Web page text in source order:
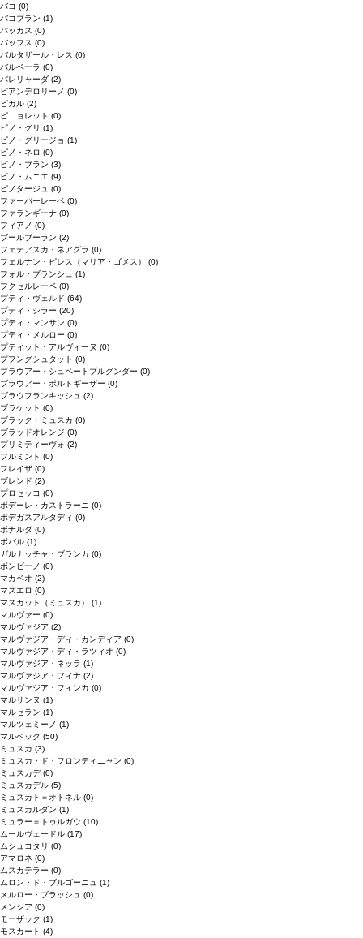
バコ (0)
バコブラン (1)
バッカス (0)
バッフス (0)
バルタザール・レス (0)
バルベーラ (0)
パレリャーダ (2)
ピアンデロリーノ (0)
ビカル (2)
ピニョレット (0)
ピノ・グリ (1)
ピノ・グリージョ (1)
ピノ・ネロ (0)
ピノ・ブラン (3)
ピノ・ムニエ (9)
ピノタージュ (0)
ファーバーレーベ (0)
ファランギーナ (0)
フィアノ (0)
ブールブーラン (2)
フェテアスカ・ネアグラ (0)
フェルナン・ピレス（マリア・ゴメス） (0)
フォル・ブランシュ (1)
フクセルレーベ (0)
プティ・ヴェルド (64)
プティ・シラー (20)
プティ・マンサン (0)
プティ・メルロー (0)
プティット・アルヴィーヌ (0)
プフングシュタット (0)
ブラウアー・シュペートブルグンダー (0)
ブラウアー・ポルトギーザー (0)
ブラウフランキッシュ (2)
ブラケット (0)
ブラック・ミュスカ (0)
ブラッドオレンジ (0)
プリミティーヴォ (2)
フルミント (0)
フレイザ (0)
ブレンド (2)
プロセッコ (0)
ポデーレ・カストラーニ (0)
ボデガスアルタディ (0)
ボナルダ (0)
ボバル (1)
ガルナッチャ・ブランカ (0)
ボンビーノ (0)
マカベオ (2)
マズエロ (0)
マスカット（ミュスカ） (1)
マルヴァー (0)
マルヴァジア (2)
マルヴァジア・ディ・カンディア (0)
マルヴァジア・ディ・ラツィオ (0)
マルヴァジア・ネッラ (1)
マルヴァジア・フィナ (2)
マルヴァジア・フィンカ (0)
マルサンヌ (1)
マルセラン (1)
マルツェミーノ (1)
マルベック (50)
ミュスカ (3)
ミュスカ・ド・フロンティニャン (0)
ミュスカデ(0)
ミュスカデル (5)
ミュスカト＝オトネル (0)
ミュスカルダン (1)
ミュラー＝トゥルガウ (10)
ムールヴェードル (17)
ムシュコタリ (0)
アマロネ (0)
ムスカテラー (0)
ムロン・ド・ブルゴーニュ (1)
メルロー・ブラッシュ (0)
メンシア (0)
モーザック (1)
モスカート (4)